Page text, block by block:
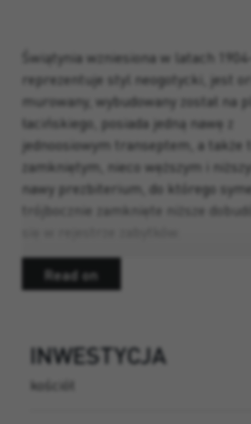
Świątynia wzniesiona w latach
reprezentuje styl neogotycki, jest
murowany, wybudowany został na
łacińskiego, posiada jedną nawę z
jednoosiowym transeptem, a także
zamkniętym, nieco węższym i
nawy prezbiterium, do którego
trójbocznie zamknięte niższe
Read on
INWESTYCJA
kościół